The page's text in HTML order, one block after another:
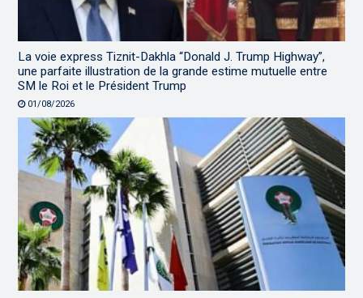
La voie express Tiznit-Dakhla “Donald J. Trump Highway”,
une parfaite illustration de la grande estime mutuelle entre
SM le Roi et le Président Trump
01/08/2026